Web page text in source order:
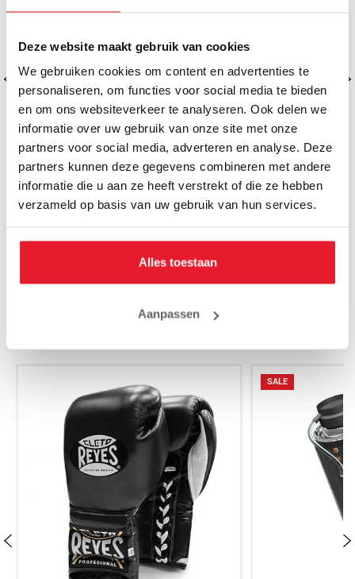
Deze website maakt gebruik van cookies
We gebruiken cookies om content en advertenties te
personaliseren, om functies voor social media te bieden
en om ons websiteverkeer te analyseren. Ook delen we
informatie over uw gebruik van onze site met onze
partners voor social media, adverteren en analyse. Deze
partners kunnen deze gegevens combineren met andere
informatie die u aan ze heeft verstrekt of die ze hebben
verzameld op basis van uw gebruik van hun services.
Alles toestaan
Aanpassen
Hit N Move Bokshandschoenen All Day
Pro Blauw
Hit N Move
SALE